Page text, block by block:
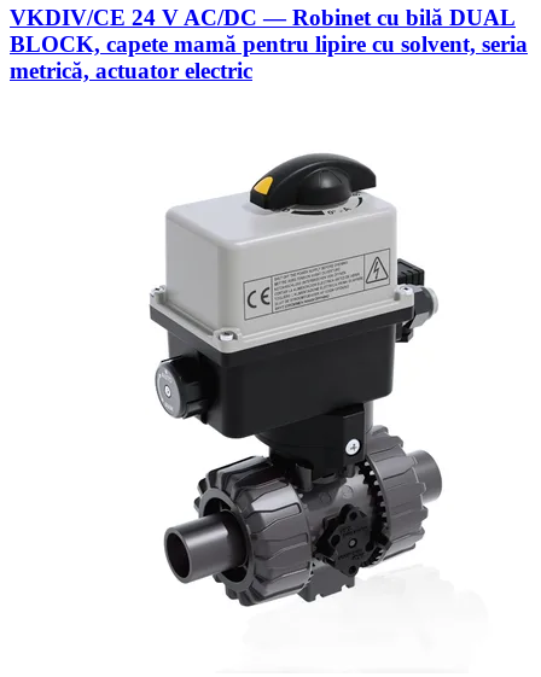
VKDIV/CE 24 V AC/DC — Robinet cu bilă DUAL
BLOCK, capete mamă pentru lipire cu solvent, seria
metrică, actuator electric